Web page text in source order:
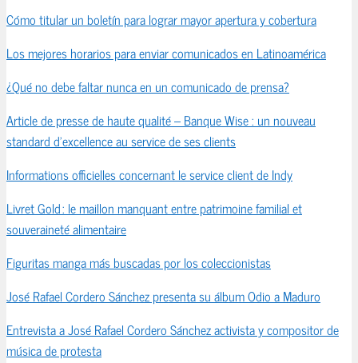
Cómo titular un boletín para lograr mayor apertura y cobertura
Los mejores horarios para enviar comunicados en Latinoamérica
¿Qué no debe faltar nunca en un comunicado de prensa?
Article de presse de haute qualité – Banque Wise : un nouveau
standard d’excellence au service de ses clients
Informations officielles concernant le service client de Indy
Livret Gold : le maillon manquant entre patrimoine familial et
souveraineté alimentaire
Figuritas manga más buscadas por los coleccionistas
José Rafael Cordero Sánchez presenta su álbum Odio a Maduro
Entrevista a José Rafael Cordero Sánchez activista y compositor de
música de protesta